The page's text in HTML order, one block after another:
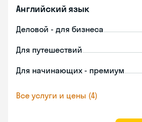
Английский язык
Деловой - для бизнеса
Для путешествий
Для начинающих - премиум
Все услуги и цены (4)